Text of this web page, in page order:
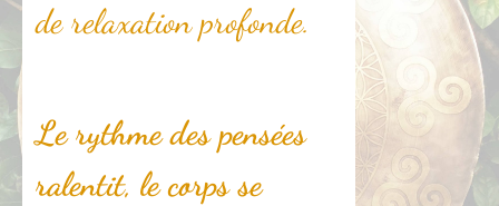
de relaxation profonde.
Le rythme des pensées
ralentit, le corps se